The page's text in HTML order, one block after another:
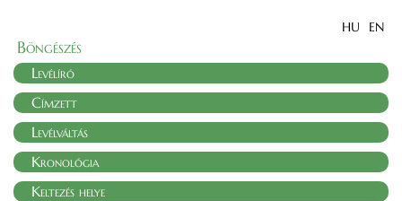
HU EN
Böngészés
Levélíró
Címzett
Levélváltás
Kronológia
Keltezés helye